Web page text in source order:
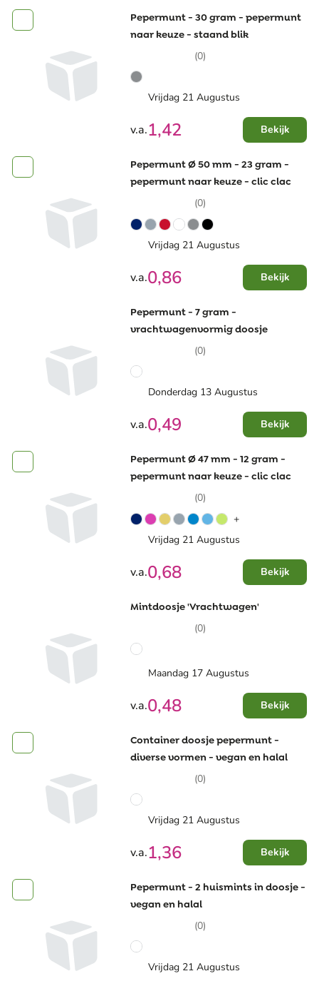
Pepermunt - 30 gram - pepermunt
naar keuze - staand blik
(0)
Vrijdag 21 Augustus
v.a.1,42 Bekijk
Pepermunt Ø 50 mm - 23 gram -
pepermunt naar keuze - clic clac
(0)
Vrijdag 21 Augustus
v.a.0,86 Bekijk
Pepermunt - 7 gram -
vrachtwagenvormig doosje
(0)
Donderdag 13 Augustus
v.a.0,49 Bekijk
Pepermunt Ø 47 mm - 12 gram -
pepermunt naar keuze - clic clac
(0)
+
Vrijdag 21 Augustus
v.a.0,68 Bekijk
Mintdoosje 'Vrachtwagen'
(0)
Maandag 17 Augustus
v.a.0,48 Bekijk
Container doosje pepermunt -
diverse vormen - vegan en halal
(0)
Vrijdag 21 Augustus
v.a.1,36 Bekijk
Pepermunt - 2 huismints in doosje -
vegan en halal
(0)
Vrijdag 21 Augustus